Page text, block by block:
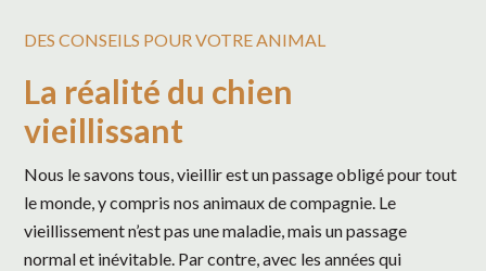
DES CONSEILS POUR VOTRE ANIMAL
La réalité du chien
vieillissant
Nous le savons tous, vieillir est un passage obligé pour tout
le monde, y compris nos animaux de compagnie. Le
vieillissement n’est pas une maladie, mais un passage
normal et inévitable. Par contre, avec les années qui